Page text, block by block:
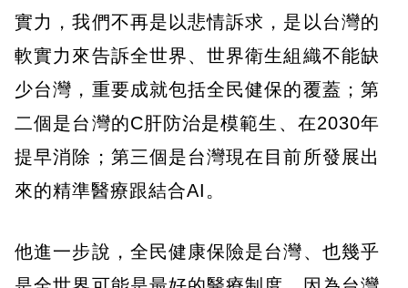
實力，我們不再是以悲情訴求，是以台灣的
軟實力來告訴全世界、世界衛生組織不能缺
少台灣，重要成就包括全民健保的覆蓋；第
二個是台灣的C肝防治是模範生、在2030年
提早消除；第三個是台灣現在目前所發展出
來的精準醫療跟結合AI。
他進一步說，全民健康保險是台灣、也幾乎